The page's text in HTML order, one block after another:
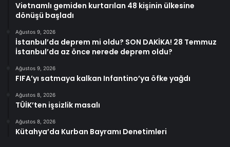
Vietnamlı gemiden kurtarılan 48 kişinin ülkesine
dönüşü başladı
Ağustos 9, 2026
İstanbul’da deprem mi oldu? SON DAKİKA! 28 Temmuz
İstanbul’da az önce nerede deprem oldu?
Ağustos 9, 2026
FIFA’yı satmaya kalkan Infantino’ya öfke yağdı
Ağustos 8, 2026
TÜİK’ten işsizlik masalı
Ağustos 8, 2026
Kütahya’da Kurban Bayramı Denetimleri